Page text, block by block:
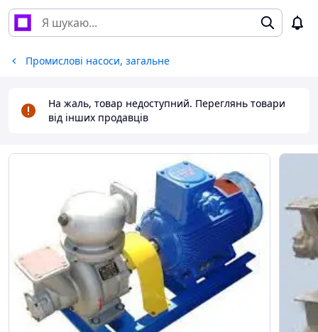
Промислові насоси, загальне
На жаль, товар недоступний. Переглянь товари
від інших продавців